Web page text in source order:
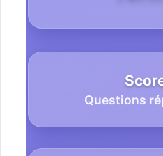
Questions